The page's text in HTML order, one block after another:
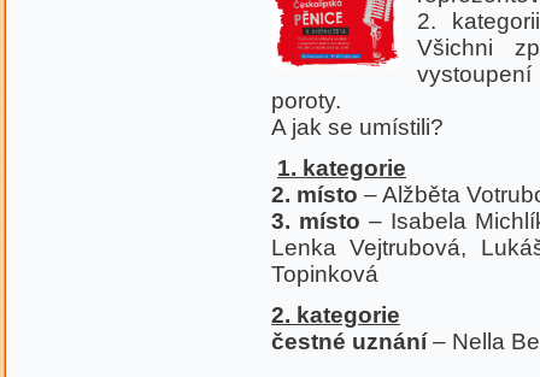
2.
Všichni
poroty.
A jak se umístili?
1. kategorie
2. místo – Alžběta
3. místo – Isabela
Lenka Vejtrubová,
Topinková
2. kategorie
čestné uznání– Nella